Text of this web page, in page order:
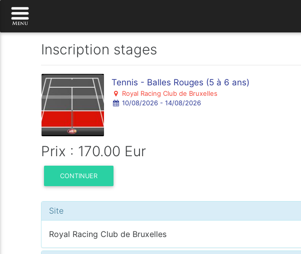
Inscription stages
Tennis - Balles Rouges (5 à 6 ans)
Royal Racing Club de Bruxelles
10/08/2026 - 14/08/2026
Prix : 170.00 Eur
CONTINUER
Site
Royal Racing Club de Bruxelles